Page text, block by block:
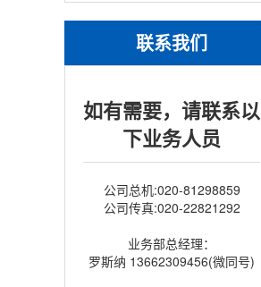
联系我们
如有需要，请联系以
下业务人员
公司总机:020-81298859
公司传真:020-22821292
业务部总经理：
罗斯纳 13662309456(微同号)